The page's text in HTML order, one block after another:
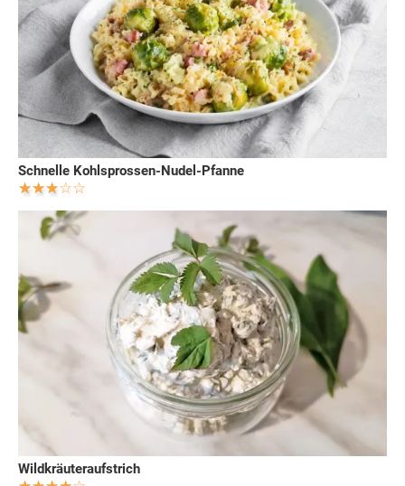
Schnelle Kohlsprossen-Nudel-Pfanne
Wildkräuteraufstrich